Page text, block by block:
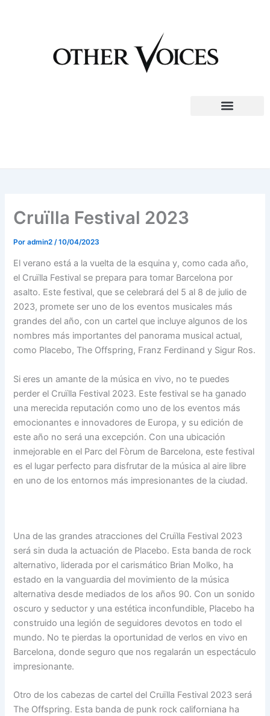
Cruïlla Festival 2023
Poradmin2/10/04/2023
El verano está a la vuelta de la esquina y, como cada año,
el Cruïlla Festival se prepara para tomar Barcelona por
asalto. Este festival, que se celebrará del 5 al 8 de julio de
2023, promete ser uno de los eventos musicales más
grandes del año, con un cartel que incluye algunos de los
nombres más importantes del panorama musical actual,
como Placebo, The Offspring, Franz Ferdinand y Sigur Ros.
Si eres un amante de la música en vivo, no te puedes
perder el Cruïlla Festival 2023. Este festival se ha ganado
una merecida reputación como uno de los eventos más
emocionantes e innovadores de Europa, y su edición de
este año no será una excepción. Con una ubicación
inmejorable en el Parc del Fòrum de Barcelona, ​​este festival
es el lugar perfecto para disfrutar de la música al aire libre
en uno de los entornos más impresionantes de la ciudad.
Una de las grandes atracciones del Cruïlla Festival 2023
será sin duda la actuación de Placebo. Esta banda de rock
alternativo, liderada por el carismático Brian Molko, ha
estado en la vanguardia del movimiento de la música
alternativa desde mediados de los años 90. Con un sonido
oscuro y seductor y una estética inconfundible, Placebo ha
construido una legión de seguidores devotos en todo el
mundo. No te pierdas la oportunidad de verlos en vivo en
Barcelona, ​​donde seguro que nos regalarán un espectáculo
impresionante.
Otro de los cabezas de cartel del Cruïlla Festival 2023 será
The Offspring. Esta banda de punk rock californiana ha